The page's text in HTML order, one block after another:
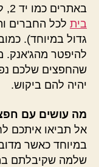
באתרים כמו יד 2, לפרסם בפורומים או לארגן מכירת
בית לכל החברים
גדול במיוחד).
להיפטר מהג'אנק.
שהחפצים שלכם
יהיה להם ביקוש.
מה עושים עם
אל תביאו איתכם
במיוחד כאשר
שלמה שקיבלתם